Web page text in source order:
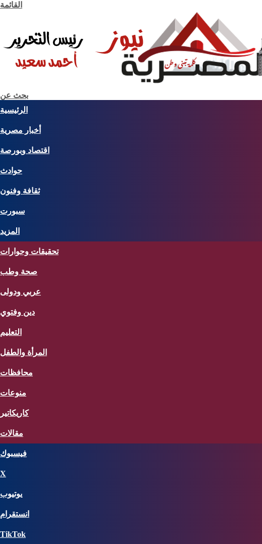
القائمة
بحث عن
الرئيسية
أخبار مصرية
اقتصاد وبورصة
حوادث
ثقافة وفنون
سبورت
المزيد
تحقيقات وحوارات
صحة وطب
عربي ودولى
دين وفتوي
التعليم
المرأة والطفل
محافظات
منوعات
كاريكاتير
مقالات
فيسبوك
X
يوتيوب
انستقرام
‫TikTok